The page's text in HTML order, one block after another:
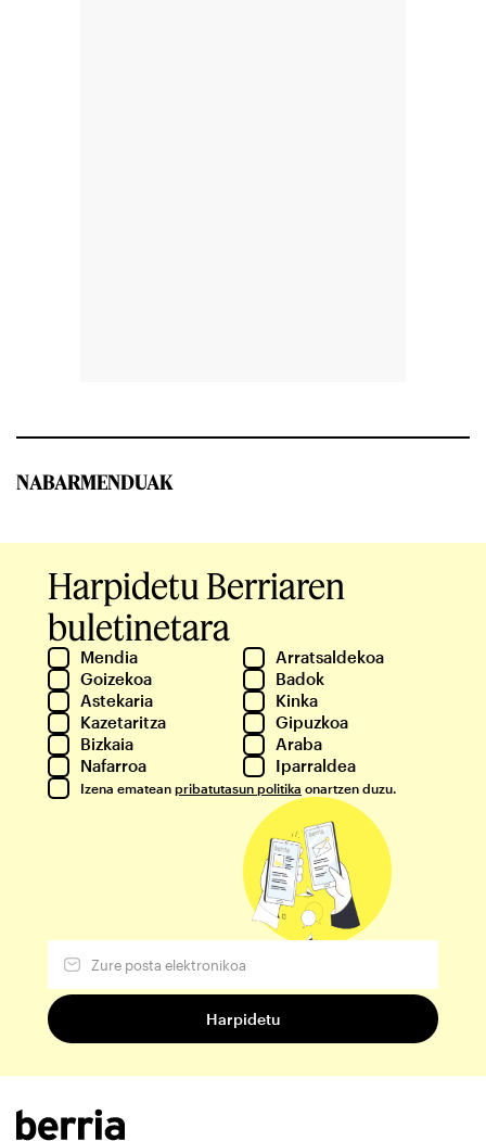
NABARMENDUAK
Harpidetu Berriaren
buletinetara
Mendia
Arratsaldekoa
Goizekoa
Badok
Astekaria
Kinka
Kazetaritza
Gipuzkoa
Bizkaia
Araba
Nafarroa
Iparraldea
Izena ematean pribatutasun politika onartzen duzu.